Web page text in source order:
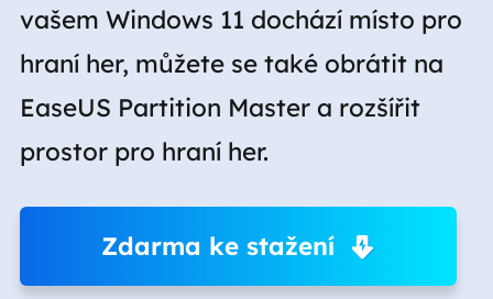
vašem Windows 11 dochází místo pro
hraní her, můžete se také obrátit na
EaseUS Partition Master a rozšířit
prostor pro hraní her.
Zdarma ke stažení